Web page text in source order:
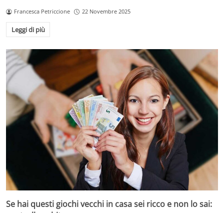
Francesca Petriccione 22 Novembre 2025
Leggi di più
Se hai questi giochi vecchi in casa sei ricco e non lo sai: